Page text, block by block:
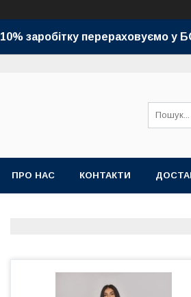
10% заробітку перераховуємо
ПРО НАС КОНТАКТИ